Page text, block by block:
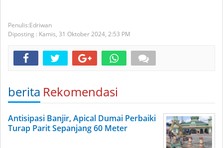
Edriwan
Diposting : Kamis, 31 Oktober 2024, 2:53 PM
berita Rekomendasi
Antisipasi Banjir, Apical Dumai Perbaiki
Turap Parit Sepanjang 60 Meter